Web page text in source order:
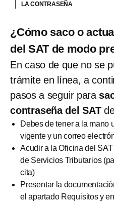
LA CONTRASEÑA
¿Cómo saco o
del SAT de modo
En caso de que no se
trámite en línea, a
pasos a seguir para
contraseña del SAT
Debes de tener a la mano
vigente y un correo
Acudir a la Oficina del
de Servicios Tributarios
cita)
Presentar la
el apartado Requisitos y